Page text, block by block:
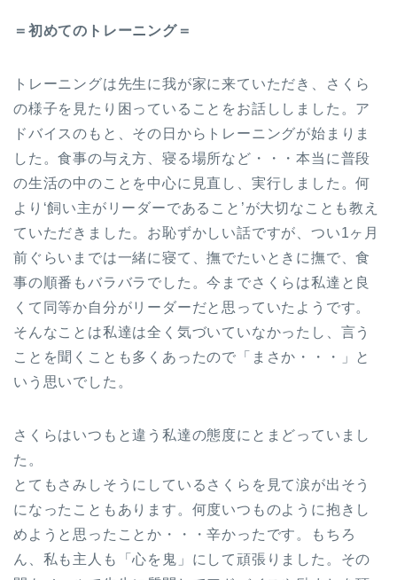
＝初めてのトレーニング＝
トレーニングは先生に我が家に来ていただき、さくら
の様子を見たり困っていることをお話ししました。ア
ドバイスのもと、その日からトレーニングが始まりま
した。食事の与え方、寝る場所など・・・本当に普段
の生活の中のことを中心に見直し、実行しました。何
より‘飼い主がリーダーであること’が大切なことも教え
ていただきました。お恥ずかしい話ですが、つい1ヶ月
前ぐらいまでは一緒に寝て、撫でたいときに撫で、食
事の順番もバラバラでした。今までさくらは私達と良
くて同等か自分がリーダーだと思っていたようです。
そんなことは私達は全く気づいていなかったし、言う
ことを聞くことも多くあったので「まさか・・・」と
いう思いでした。
さくらはいつもと違う私達の態度にとまどっていまし
た。
とてもさみしそうにしているさくらを見て涙が出そう
になったこともあります。何度いつものように抱きし
めようと思ったことか・・・辛かったです。もちろ
ん、私も主人も「心を鬼」にして頑張りました。その